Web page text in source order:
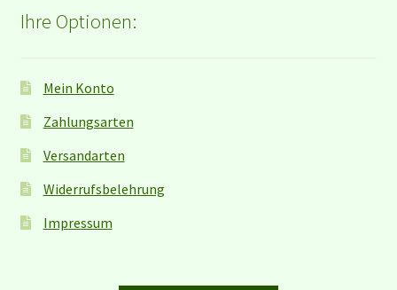
Ihre Optionen:
Mein Konto
Zahlungsarten
Versandarten
Widerrufsbelehrung
Impressum